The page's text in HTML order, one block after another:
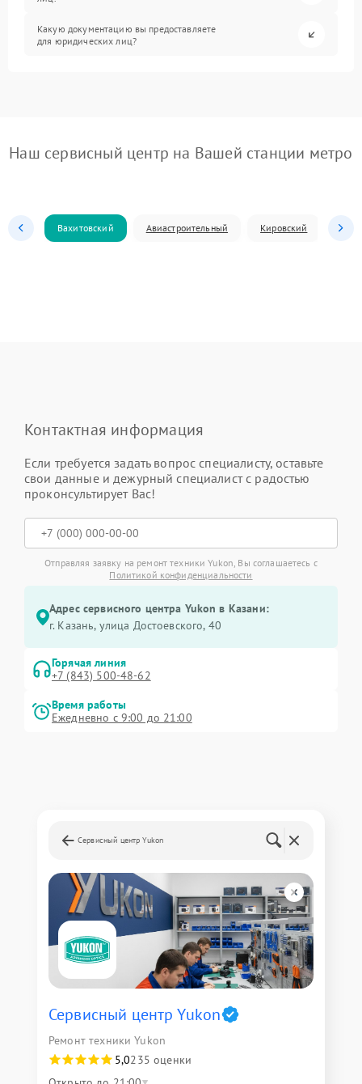
Какую документацию вы предоставляете
для юридических лиц?
Наш сервисный центр на Вашей станции метро
Вахитовский Авиастроительный Кировский
Контактная информация
Если требуется задать вопрос специалисту, оставьте
свои данные и дежурный специалист с радостью
проконсультирует Вас!
Отправляя заявку на ремонт техники Yukon, Вы соглашаетесь с
Политикой конфиденциальности
Адрес сервисного центра Yukon в Казани:
г. Казань, улица Достоевского, 40
Горячая линия
+7 (843) 500-48-62
Время работы
Ежедневно с 9:00 до 21:00
Сервисный центр Yukon
Сервисный центр Yukon
Ремонт техники Yukon
5,0235 оценки